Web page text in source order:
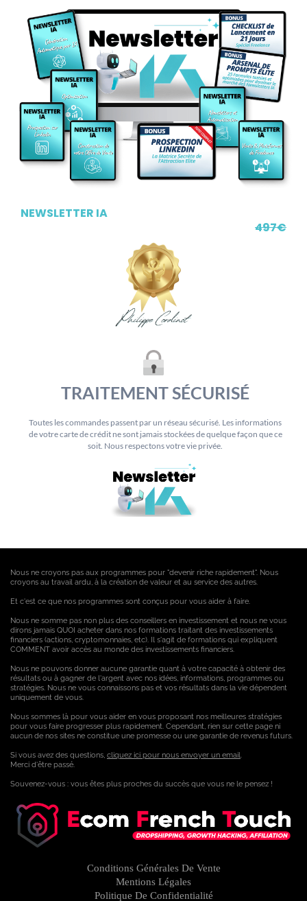
NEWSLETTER IA
497€
TRAITEMENT SÉCURISÉ
Toutes les commandes passent par un réseau sécurisé. Les informations
de votre carte de crédit ne sont jamais stockées de quelque façon que ce
soit. Nous respectons votre vie privée.
Nous ne croyons pas aux programmes pour "devenir riche rapidement". Nous
croyons au travail ardu, à la création de valeur et au service des autres.
Et c'est ce que nos programmes sont conçus pour vous aider à faire.
Nous ne somme pas non plus des conseillers en investissement et nous ne vous
dirons jamais QUOI acheter dans nos formations traitant des investissements
financiers (actions, cryptomonnaies, etc). Il s'agit de formations qui expliquent
COMMENT avoir accès au monde des investissements financiers.
Nous ne pouvons donner aucune garantie quant à votre capacité à obtenir des
résultats ou à gagner de l'argent avec nos idées, informations, programmes ou
stratégies. Nous ne vous connaissons pas et vos résultats dans la vie dépendent
uniquement de vous.
Nous sommes là pour vous aider en vous proposant nos meilleures stratégies
pour vous faire progresser plus rapidement. Cependant, rien sur cette page ni
aucun de nos sites ne constitue une promesse ou une garantie de revenus futurs.
Si vous avez des questions, cliquez ici pour nous envoyer un email.
Merci d'être passé.
Souvenez-vous : vous êtes plus proches du succès que vous ne le pensez !
Conditions Générales De Vente
Mentions Légales
Politique De Confidentialité